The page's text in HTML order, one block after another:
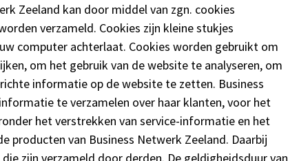
Zeeland kan door middel van zgn. cookies
verzameld. Cookies zijn kleine stukjes
computer achterlaat. Cookies worden gebruikt om
om het gebruik van de website te analyseren, om
informatie op de website te zetten. Business
te verzamelen over haar klanten, voor het
het verstrekken van service-informatie en het
van Business Netwerk Zeeland. Daarbij